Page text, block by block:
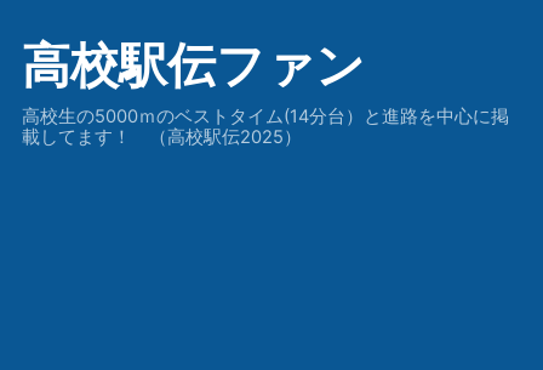
高校駅伝ファン
高校生の5000ｍのベストタイム(14分台）と進路を中心に掲
載してます！ （高校駅伝2025）